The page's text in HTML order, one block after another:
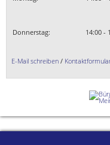
Donnerstag: 14:00 -
E-Mail schreiben /